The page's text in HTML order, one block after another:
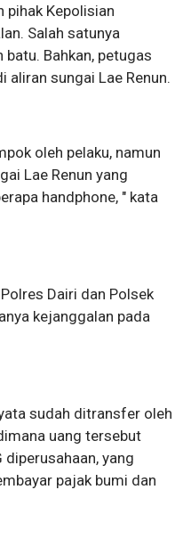
pihak Kepolisian
Salah satunya
Bahkan, petugas
aliran sungai Lae Renun.
oleh pelaku, namun
Lae Renun yang
handphone, " kata
Dairi dan Polsek
kejanggalan pada
sudah ditransfer oleh
uang tersebut
yang
pajak bumi dan